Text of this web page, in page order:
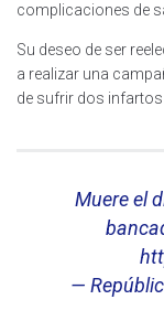
complicaciones de
Su deseo de ser
a realizar una
de sufrir dos
Muere el
—